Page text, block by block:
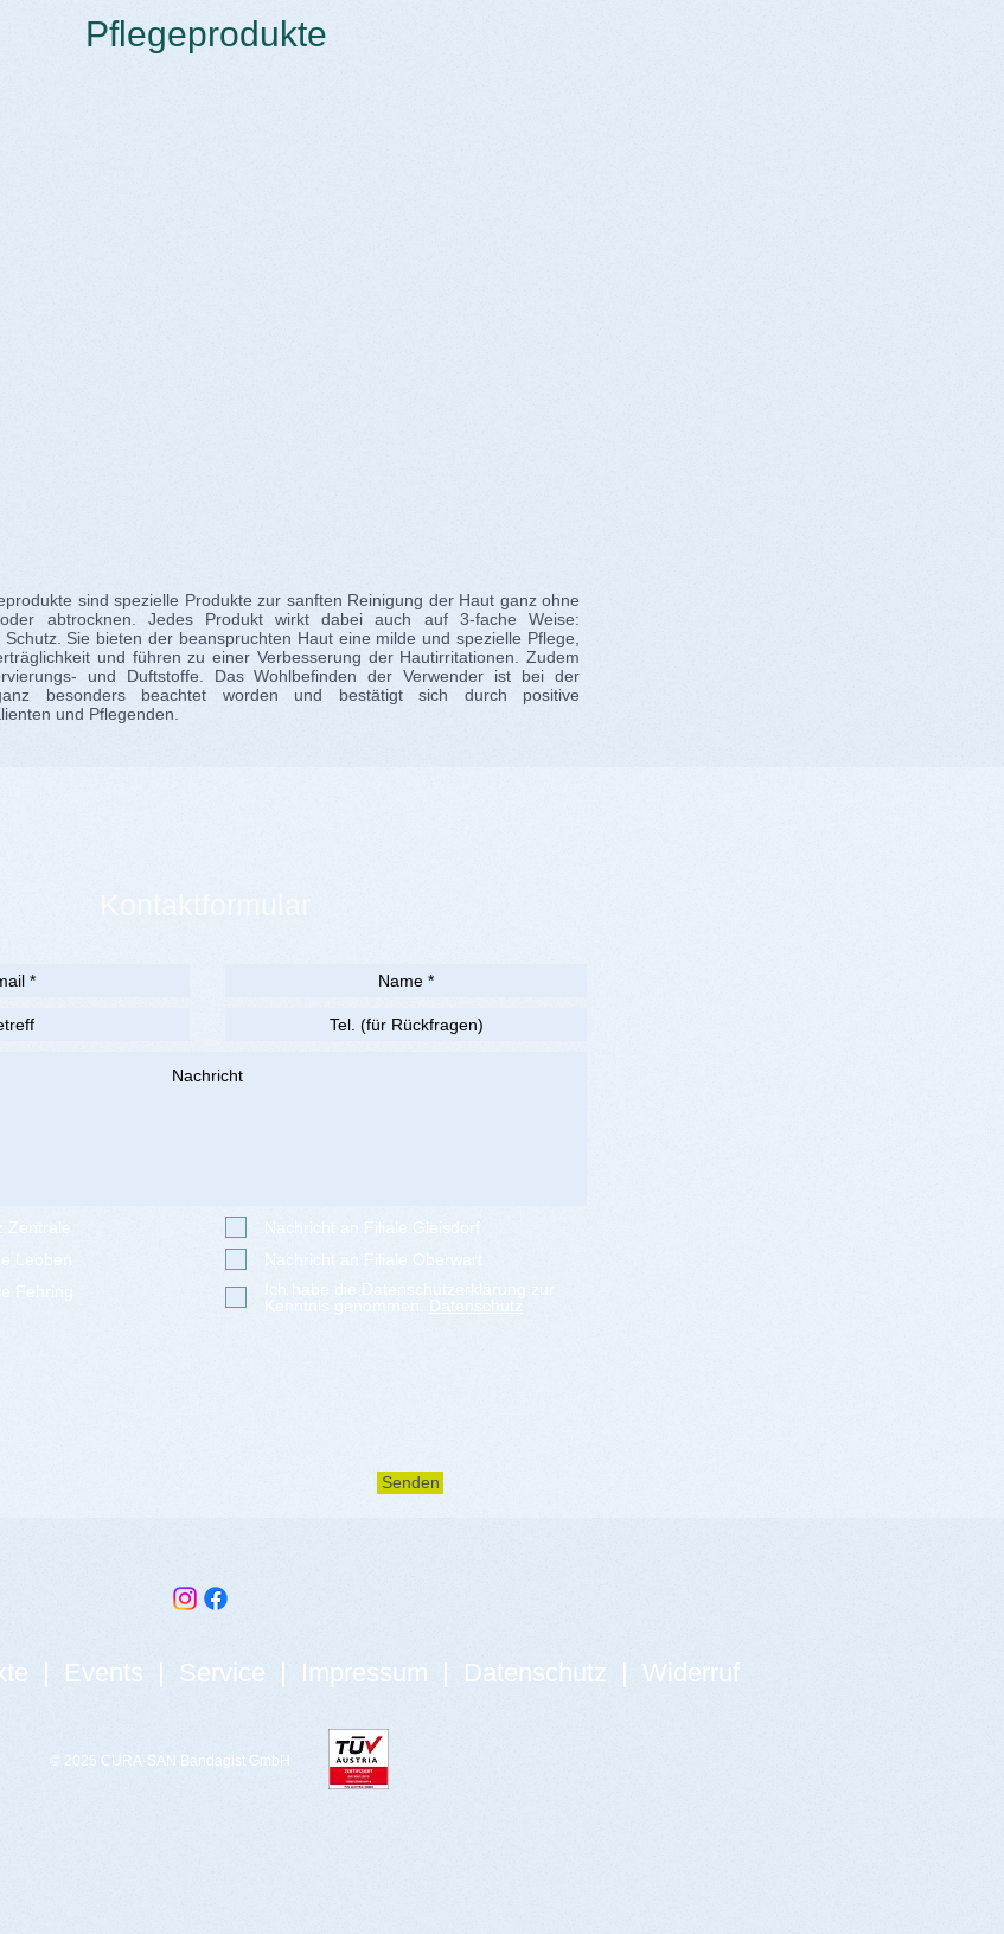
Pflegeprodukte
sind spezielle Produkte zur sanften Reinigung der Haut ganz ohne
abtrocknen. Jedes Produkt wirkt dabei auch auf 3-fache Weise:
Sie bieten der beanspruchten Haut eine milde und spezielle Pflege,
und führen zu einer Verbesserung der Hautirritationen. Zudem
und Duftstoffe. Das Wohlbefinden der Verwender ist bei der
ganz besonders beachtet worden und bestätigt sich durch positive
und Pflegenden.
Kontaktformular
Zentrale
Leoben
Fehring
Nachricht an Filiale Gleisdorf
Nachricht an Filiale Oberwart
Ich habe die Datenschutzerklärung zur
Kenntnis genommen.
Datenschutz
Senden
| Events | Service | Impressum | Datenschutz | Widerruf
© 2025 CURA-SAN Bandagist GmbH